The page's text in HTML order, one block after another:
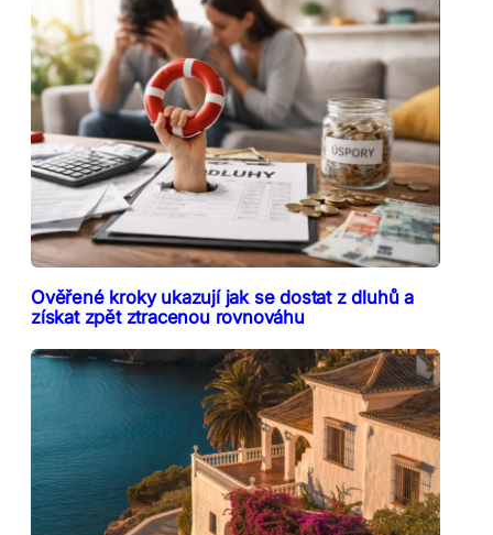
Ověřené kroky ukazují jak se dostat z dluhů a
získat zpět ztracenou rovnováhu